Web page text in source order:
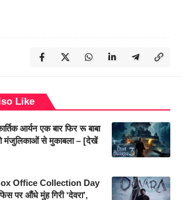
Like
आर्यन एक बार फिर रू बाबा
मंजुलिकाओं से मुकाबला – [देखें
Office Collection Day
पर औंधे मुंह गिरी ‘देवरा’,